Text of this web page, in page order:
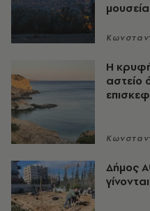
μουσεία
Η
αστείο
Δήμος